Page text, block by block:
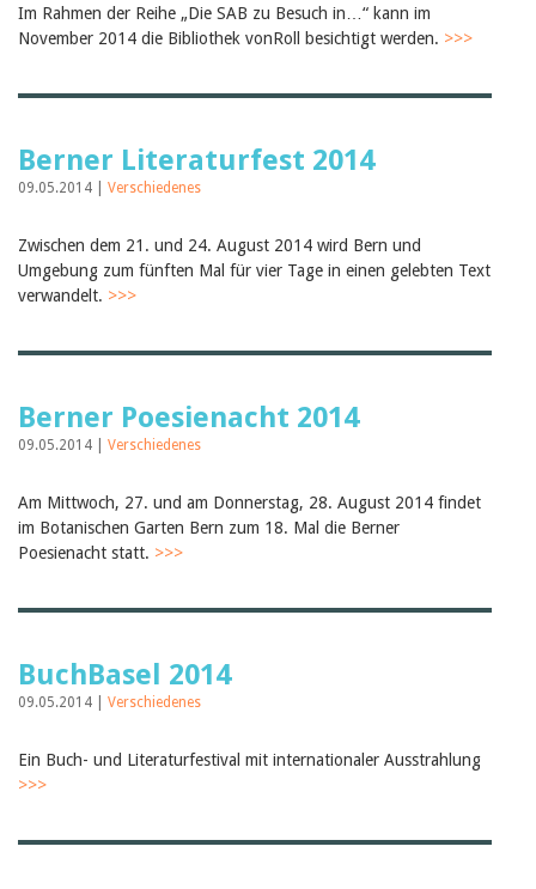
Céline Graf
Felicitas Isler
Alle Autoren
Archiv
Juni 2026
März 2026
Dezember 2025
Juli 2025
Februar 2025
2024
2022
2019
2017
2014
2013
Im Rahmen der Reihe „Die SAB zu Besuch in…“ kann im
November 2014 die Bibliothek vonRoll besichtigt werden. >>>
Berner Literaturfest 2014
09.05.2014 | Verschiedenes
Zwischen dem 21. und 24. August 2014 wird Bern und
Umgebung zum fünften Mal für vier Tage in einen gelebten Text
verwandelt. >>>
Berner Poesienacht 2014
09.05.2014 | Verschiedenes
Am Mittwoch, 27. und am Donnerstag, 28. August 2014 findet
im Botanischen Garten Bern zum 18. Mal die Berner
Poesienacht statt. >>>
BuchBasel 2014
09.05.2014 | Verschiedenes
Ein Buch- und Literaturfestival mit internationaler Ausstrahlung
>>>